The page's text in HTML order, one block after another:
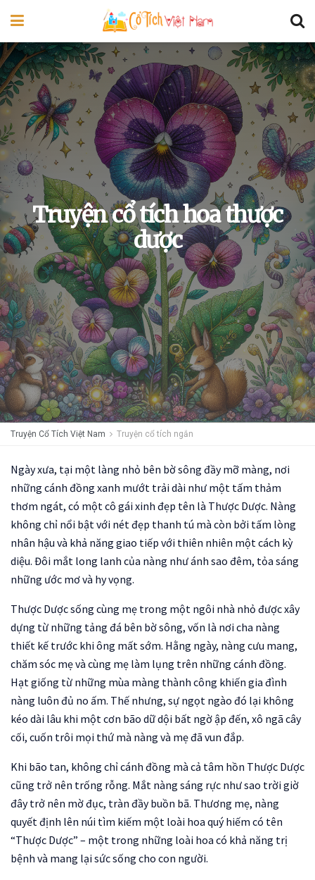
Truyện cổ tích hoa thược
dược
Truyện Cổ Tích Việt Nam Truyện cổ tích ngắn
Ngày xưa, tại một làng nhỏ bên bờ sông đầy mỡ màng, nơi
những cánh đồng xanh mướt trải dài như một tấm thảm
thơm ngát, có một cô gái xinh đẹp tên là Thược Dược. Nàng
không chỉ nổi bật với nét đẹp thanh tú mà còn bởi tấm lòng
nhân hậu và khả năng giao tiếp với thiên nhiên một cách kỳ
diệu. Đôi mắt long lanh của nàng như ánh sao đêm, tỏa sáng
những ước mơ và hy vọng.
Thược Dược sống cùng mẹ trong một ngôi nhà nhỏ được xây
dựng từ những tảng đá bên bờ sông, vốn là nơi cha nàng
thiết kế trước khi ông mất sớm. Hằng ngày, nàng cưu mang,
chăm sóc mẹ và cùng mẹ làm lụng trên những cánh đồng.
Hạt giống từ những mùa màng thành công khiến gia đình
nàng luôn đủ no ấm. Thế nhưng, sự ngọt ngào đó lại không
kéo dài lâu khi một cơn bão dữ dội bất ngờ ập đến, xô ngã cây
cối, cuốn trôi mọi thứ mà nàng và mẹ đã vun đắp.
Khi bão tan, không chỉ cánh đồng mà cả tâm hồn Thược Dược
cũng trở nên trống rỗng. Mắt nàng sáng rực như sao trời giờ
đây trở nên mờ đục, tràn đầy buồn bã. Thương mẹ, nàng
quyết định lên núi tìm kiếm một loài hoa quý hiếm có tên
“Thược Dược” – một trong những loài hoa có khả năng trị
bệnh và mang lại sức sống cho con người.